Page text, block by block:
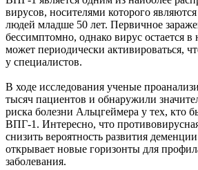
вирусов, носителями которого
людей младше 50 лет. Первичное
бессимптомно, однако вирус остается в
может периодически активироваться,
у специалистов.
В ходе исследования ученые
тысяч пациентов и обнаружили
риска болезни Альцгеймера у тех, кто
ВПГ-1. Интересно, что
снизить вероятность развития
открывает новые горизонты для
заболевания.